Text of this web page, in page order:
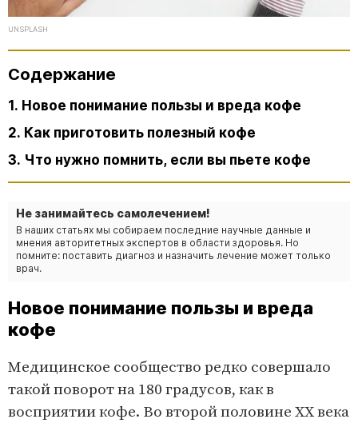
UNSPLASH
Содержание
1. Новое понимание пользы и вреда кофе
2. Как приготовить полезный кофе
3. Что нужно помнить, если вы пьете кофе
Не занимайтесь самолечением!
В наших статьях мы собираем последние научные данные и
мнения авторитетных экспертов в области здоровья. Но
помните: поставить диагноз и назначить лечение может только
врач.
Новое понимание пользы и вреда
кофе
Медицинское сообщество редко совершало
такой поворот на 180 градусов, как в
восприятии кофе. Во второй половине XX века